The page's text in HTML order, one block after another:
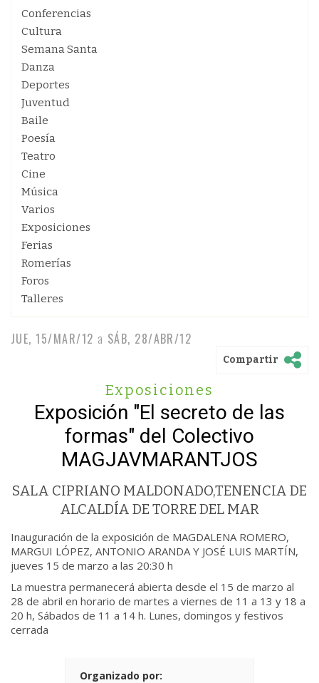
Conferencias
Cultura
Semana Santa
Danza
Deportes
Juventud
Baile
Poesía
Teatro
Cine
Música
Varios
Exposiciones
Ferias
Romerías
Foros
Talleres
JUE, 15/MAR/12 a SÁB, 28/ABR/12
Compartir
Exposiciones
Exposición "El secreto de las
formas" del Colectivo
MAGJAVMARANTJOS
SALA CIPRIANO MALDONADO,TENENCIA DE
ALCALDÍA DE TORRE DEL MAR
Inauguración de la exposición de MAGDALENA ROMERO,
MARGUI LÓPEZ, ANTONIO ARANDA Y JOSÉ LUIS MARTÍN,
jueves 15 de marzo a las 20:30 h
La muestra permanecerá abierta desde el 15 de marzo al
28 de abril en horario de martes a viernes de 11 a 13 y 18 a
20 h, Sábados de 11 a 14 h. Lunes, domingos y festivos
cerrada
Organizado por: